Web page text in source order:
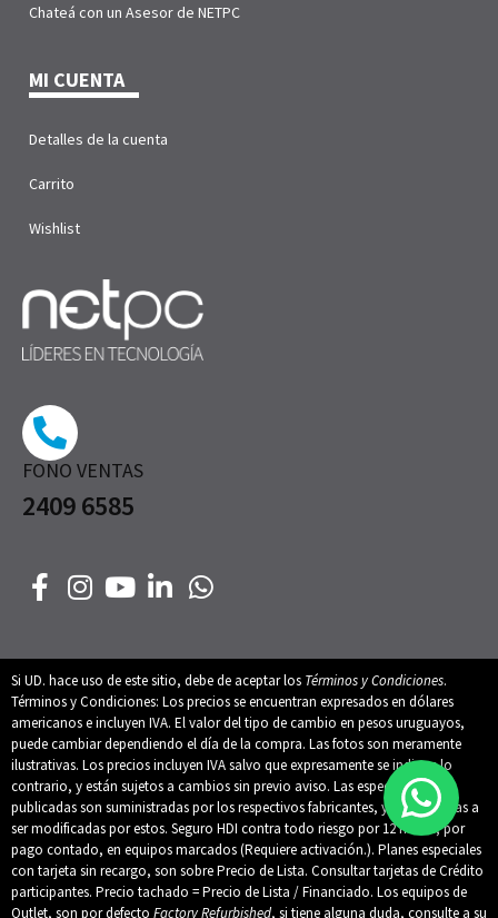
FONO VENTAS
2409 6585
Chateá con un Asesor de NETPC
MI CUENTA
Detalles de la cuenta
Carrito
Wishlist
Si UD. hace uso de este sitio, debe de aceptar los Términos y Condiciones.
Términos y Condiciones: Los precios se encuentran expresados en dólares
americanos e incluyen IVA. El valor del tipo de cambio en pesos uruguayos,
puede cambiar dependiendo el día de la compra. Las fotos son meramente
ilustrativas. Los precios incluyen IVA salvo que expresamente se indique lo
contrario, y están sujetos a cambios sin previo aviso. Las especificaciones
publicadas son suministradas por los respectivos fabricantes, y están sujetas a
ser modificadas por estos. Seguro HDI contra todo riesgo por 12 meses, por
pago contado, en equipos marcados (Requiere activación.). Planes especiales
con tarjeta sin recargo, son sobre Precio de Lista. Consultar tarjetas de Crédito
participantes. Precio tachado = Precio de Lista / Financiado. Los equipos de
Outlet, son por defecto Factory Refurbished, si tiene alguna duda, consulte a su